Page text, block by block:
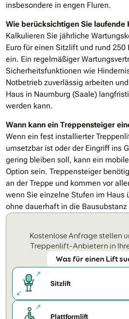
insbesondere in engen Fluren.
Wie berücksichtigen Sie laufende
Kalkulieren Sie jährliche
Euro für einen Sitzlift und rund 250
ein. Ein regelmäßiger
Sicherheitsfunktionen wie
Notbetrieb zuverlässig arbeiten
Haus in Naumburg (Saale)
werden kann.
Wann kann ein Treppensteiger
Wenn ein fest installierter
umsetzbar ist oder der Eingriff ins
gering bleiben soll, kann ein
Option sein. Treppensteiger
an der Treppe und kommen vor
wenn Sie einzelne Stufen im Haus
ohne dauerhaft in die
Kostenlose Anfrage stellen
Treppenlift-Anbietern in
Was für einen Lift
Sitzlift
Plattformlift